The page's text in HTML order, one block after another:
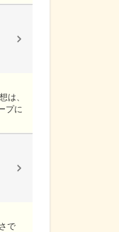
は、
プに
で